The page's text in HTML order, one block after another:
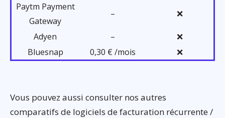
Paytm Payment
Gateway
– ❌
Adyen –
❌
Bluesnap
0,30 € /mois ❌
Vous pouvez aussi consulter nos autres
comparatifs de logiciels de facturation récurrente /